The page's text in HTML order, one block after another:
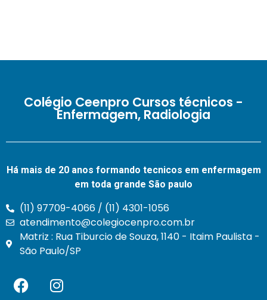
Colégio Ceenpro Cursos técnicos -
Enfermagem, Radiologia
Há mais de 20 anos formando tecnicos em enfermagem
em toda grande São paulo
(11) 97709-4066 / (11) 4301-1056
atendimento@colegiocenpro.com.br
Matriz : Rua Tiburcio de Souza, 1140 - Itaim Paulista -
São Paulo/SP